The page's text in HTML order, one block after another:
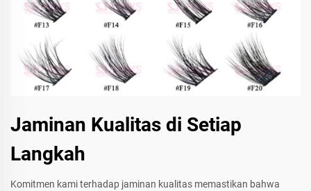
Jaminan Kualitas di Setiap
Langkah
Komitmen kami terhadap jaminan kualitas memastikan bahwa